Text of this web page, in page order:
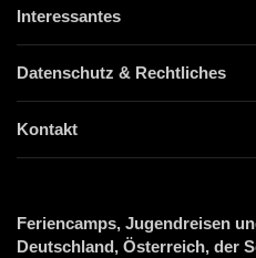
Interessantes
Datenschutz & Rechtliches
Kontakt
Feriencamps, Jugendreisen
Deutschland, Österreich, der